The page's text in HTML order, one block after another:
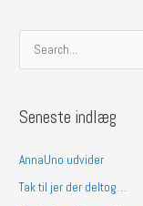
e
f
Seneste indlæg
AnnaUno udvider
Tak til jer der deltog…